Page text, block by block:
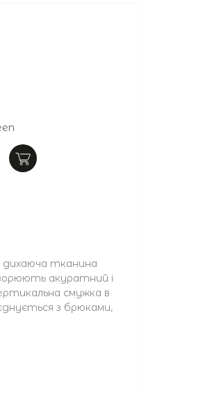
дихаюча тканина
акуратний і
смужка в
з брюками,